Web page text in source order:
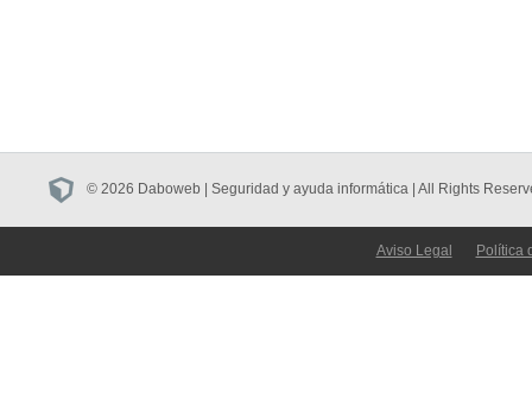
© 2026 Daboweb | Seguridad y ayuda informática | All Rights
Aviso Legal Política